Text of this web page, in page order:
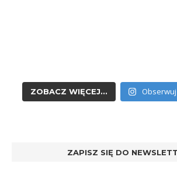
ZOBACZ WIĘCEJ...
ZAPISZ SIĘ DO